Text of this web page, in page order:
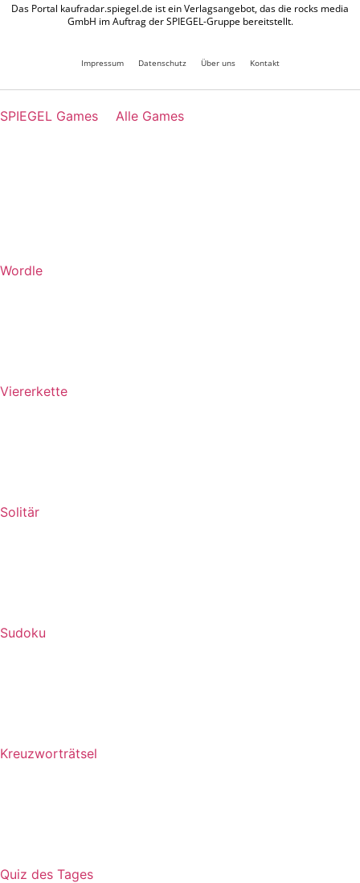
Das Portal kaufradar.spiegel.de ist ein Verlagsangebot, das die rocks media
GmbH im Auftrag der SPIEGEL-Gruppe bereitstellt.
Impressum Datenschutz Über uns Kontakt
SPIEGEL Games Alle Games
Wordle
Viererkette
Solitär
Sudoku
Kreuzworträtsel
Quiz des Tages